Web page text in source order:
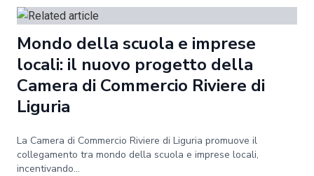
Mondo della scuola e imprese
locali: il nuovo progetto della
Camera di Commercio Riviere di
Liguria
La Camera di Commercio Riviere di Liguria promuove il
collegamento tra mondo della scuola e imprese locali,
incentivando...